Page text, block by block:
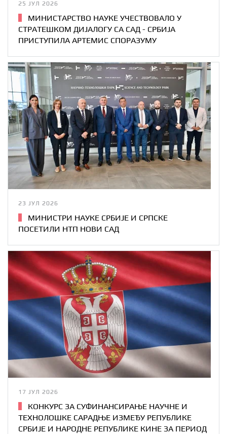
25 ЈУЛ 2026
МИНИСТАРСТВО НАУКЕ УЧЕСТВОВАЛО У
СТРАТЕШКОМ ДИЈАЛОГУ СА САД - СРБИЈА
ПРИСТУПИЛА АРТЕМИС СПОРАЗУМУ
23 ЈУЛ 2026
МИНИСТРИ НАУКЕ СРБИЈЕ И СРПСКЕ
ПОСЕТИЛИ НТП НОВИ САД
17 ЈУЛ 2026
КОНКУРС ЗА СУФИНАНСИРАЊЕ НАУЧНЕ И
ТЕХНОЛОШКЕ САРАДЊЕ ИЗМЕЂУ РЕПУБЛИКЕ
СРБИЈЕ И НАРОДНЕ РЕПУБЛИКЕ КИНЕ ЗА ПЕРИОД